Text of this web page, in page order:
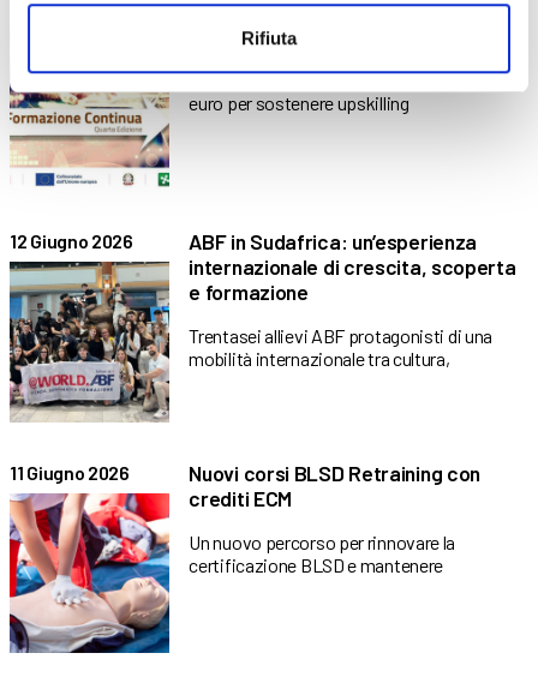
Rifiuta
17 Giugno 2026
Voucher Formazione Continua:
investire nelle competenze aziendali
Regione Lombardia stanzia 10 milioni di
euro per sostenere upskilling
12 Giugno 2026
ABF in Sudafrica: un’esperienza
internazionale di crescita, scoperta
e formazione
Trentasei allievi ABF protagonisti di una
mobilità internazionale tra cultura,
11 Giugno 2026
Nuovi corsi BLSD Retraining con
crediti ECM
Un nuovo percorso per rinnovare la
certificazione BLSD e mantenere